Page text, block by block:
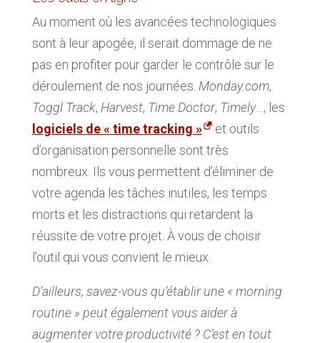
Au moment où les avancées technologiques
sont à leur apogée, il serait dommage de ne
pas en profiter pour garder le contrôle sur le
déroulement de nos journées. Monday.com,
Toggl Track, Harvest, Time Doctor, Timely…, les
logiciels de « time tracking »
et outils
d’organisation personnelle sont très
nombreux. Ils vous permettent d’éliminer de
votre agenda les tâches inutiles, les temps
morts et les distractions qui retardent la
réussite de votre projet. À vous de choisir
l’outil qui vous convient le mieux.
D’ailleurs, savez-vous qu’établir une « morning
routine » peut également vous aider à
augmenter votre productivité ? C’est en tout